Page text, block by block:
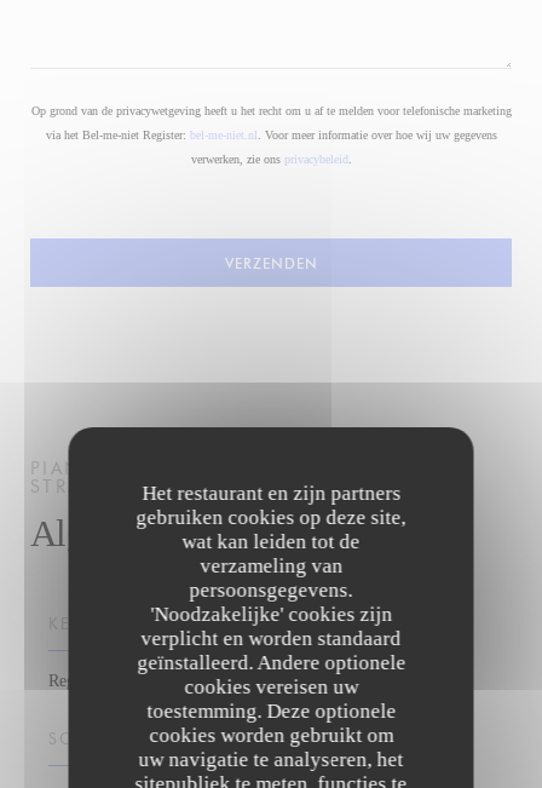
Het restaurant en zijn partners
gebruiken cookies op deze site,
wat kan leiden tot de
verzameling van
persoonsgegevens.
'Noodzakelijke' cookies zijn
verplicht en worden standaard
geïnstalleerd. Andere optionele
cookies vereisen uw
toestemming. Deze optionele
cookies worden gebruikt om
uw navigatie te analyseren, het
Op grond van de privacywetgeving heeft u het recht om u af te melden voor telefonische marketing
via het Bel-me-niet Register: bel-me-niet.nl . Voor meer informatie over hoe wij uw gegevens
verwerken, zie ons privacybeleid
PIANOGRILL
STRASBOURG
Algemene informatie
KEUKEN
Regionale producten, vers product, Marktkeuken, rooster
SOORT BEDRIJF